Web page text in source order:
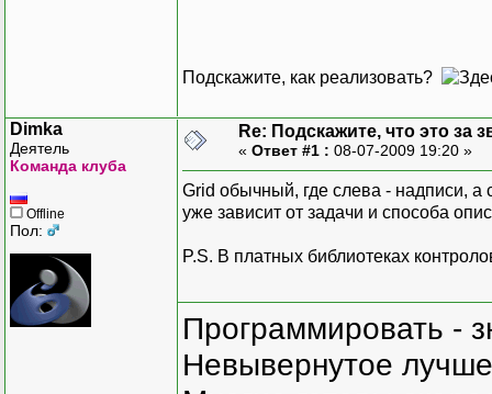
Подскажите, как реализовать?
Dimka
Деятель
Команда клуба
Offline
Пол:
Re: Подскажите, что это за
« Ответ #1 : 08-07-2009 19:20 »
Grid обычный, где слева - надписи, а
уже зависит от задачи и способа
P.S. В платных библиотеках
Программировать -
Невывернутое